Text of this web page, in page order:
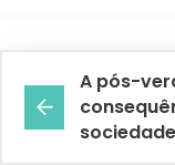
A pós-